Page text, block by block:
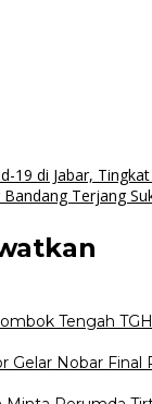
19 di Jabar,
Bandang Terjang
Tengah
Nobar Final